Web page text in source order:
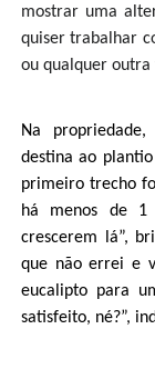
mostrar uma
quiser trabalhar
ou qualquer outra
Na
destina ao
primeiro trecho
há menos de 1
crescerem lá”,
que não errei e
eucalipto para
satisfeito, né?”,